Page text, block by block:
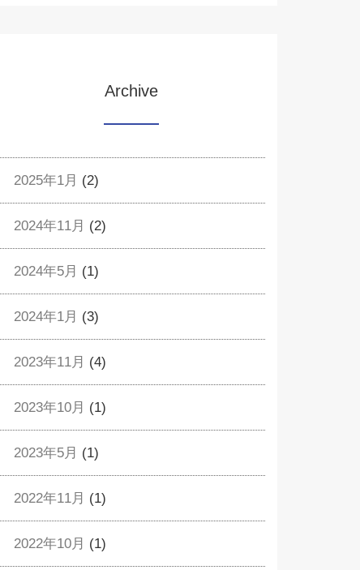
Archive
2025年1月 (2)
2024年11月 (2)
2024年5月 (1)
2024年1月 (3)
2023年11月 (4)
2023年10月 (1)
2023年5月 (1)
2022年11月 (1)
2022年10月 (1)